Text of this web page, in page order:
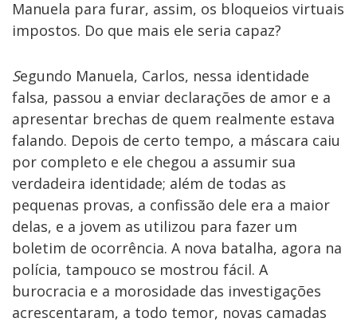
Manuela para furar, assim, os bloqueios virtuais
impostos. Do que mais ele seria capaz?
Segundo Manuela, Carlos, nessa identidade
falsa, passou a enviar declarações de amor e a
apresentar brechas de quem realmente estava
falando. Depois de certo tempo, a máscara caiu
por completo e ele chegou a assumir sua
verdadeira identidade; além de todas as
pequenas provas, a confissão dele era a maior
delas, e a jovem as utilizou para fazer um
boletim de ocorrência. A nova batalha, agora na
polícia, tampouco se mostrou fácil. A
burocracia e a morosidade das investigações
acrescentaram, a todo temor, novas camadas